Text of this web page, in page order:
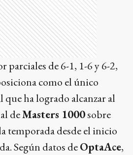
parciales de 6-1, 1-6 y 6-2,
como el único
ha logrado alcanzar al
deMasters 1000sobre
temporada desde el inicio
Según datos deOptaAce,